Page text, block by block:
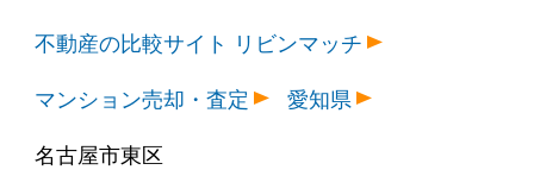
不動産の比較サイト リビンマッチ
マンション売却・査定
愛知県
名古屋市東区